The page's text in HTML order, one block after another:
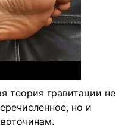
теория гравитации не
но и